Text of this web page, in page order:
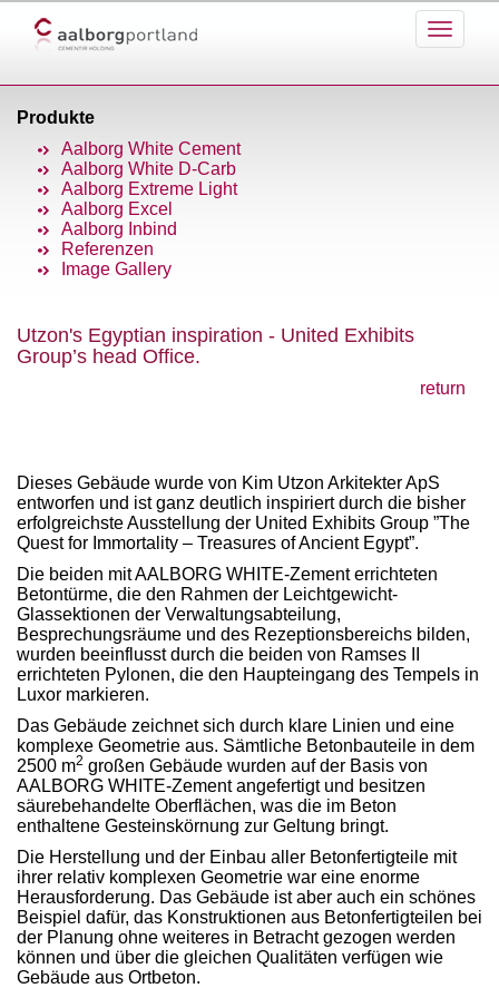
Produkte
Aalborg White Cement
Aalborg White D-Carb
Aalborg Extreme Light
Aalborg Excel
Aalborg Inbind
Referenzen
Image Gallery
Utzon's Egyptian inspiration - United Exhibits
Group’s head Office.
return
Dieses Gebäude wurde von Kim Utzon Arkitekter ApS
entworfen und ist ganz deutlich inspiriert durch die bisher
erfolgreichste Ausstellung der United Exhibits Group ”The
Quest for Immortality – Treasures of Ancient Egypt”.
Die beiden mit AALBORG WHITE-Zement errichteten
Betontürme, die den Rahmen der Leichtgewicht-
Glassektionen der Verwaltungsabteilung,
Besprechungsräume und des Rezeptionsbereichs bilden,
wurden beeinflusst durch die beiden von Ramses II
errichteten Pylonen, die den Haupteingang des Tempels in
Luxor markieren.
Das Gebäude zeichnet sich durch klare Linien und eine
komplexe Geometrie aus. Sämtliche Betonbauteile in dem
2500 m2 großen Gebäude wurden auf der Basis von
AALBORG WHITE-Zement angefertigt und besitzen
säurebehandelte Oberflächen, was die im Beton
enthaltene Gesteinskörnung zur Geltung bringt.
Die Herstellung und der Einbau aller Betonfertigteile mit
ihrer relativ komplexen Geometrie war eine enorme
Herausforderung. Das Gebäude ist aber auch ein schönes
Beispiel dafür, das Konstruktionen aus Betonfertigteilen bei
der Planung ohne weiteres in Betracht gezogen werden
können und über die gleichen Qualitäten verfügen wie
Gebäude aus Ortbeton.